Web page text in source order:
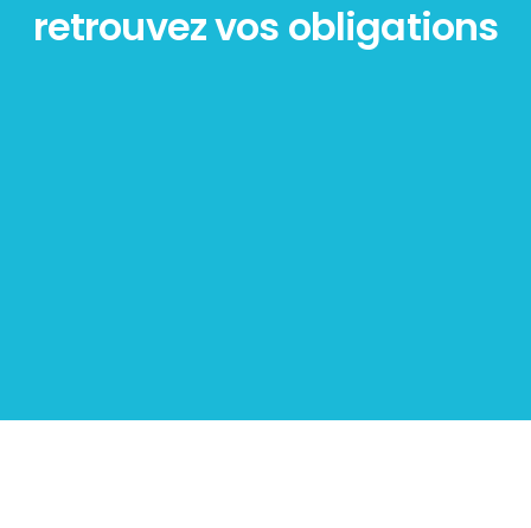
retrouvez vos obligations